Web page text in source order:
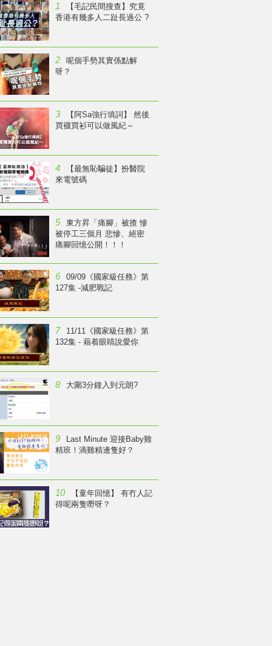
1
【毛記民間搜查】究竟
香港有幾多人二趾長過公 ?
2
呢個手勢其實係點解
呀？
3
【阿Sa強行填詞】 然後
買襪買衫可以做風紀～
4
【最無恥騙徒】扮醫院
來電號碼
5
東方昇「痛腳」被揸 慘
被停工三個月 悲慘、絕密
痛腳回憶公開！！！
6
09/09《國家級任務》第
127集 -減肥戰記
7
11/11《國家級任務》第
132集 - 藉着眼睛說愛你
8 大圍3分鐘入到元朗?
9
Last Minute 迎接Baby雞
精班！滴雞精邊隻好？
10
【童年回憶】 有冇人記
得呢兩隻嘢呀？